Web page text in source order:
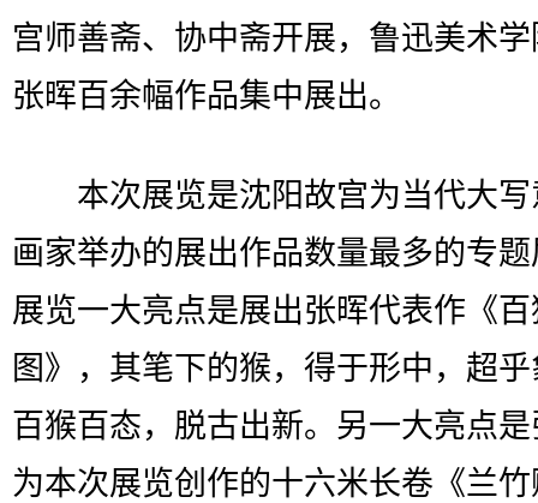
宫师善斋、协中斋开展，鲁迅美术
张晖百余幅作品集中展出。
本次展览是沈阳故宫为当代大写
画家举办的展出作品数量最多的专
展览一大亮点是展出张晖代表作《百
图》，其笔下的猴，得于形中，超
百猴百态，脱古出新。另一大亮点
为本次展览创作的十六米长卷《兰